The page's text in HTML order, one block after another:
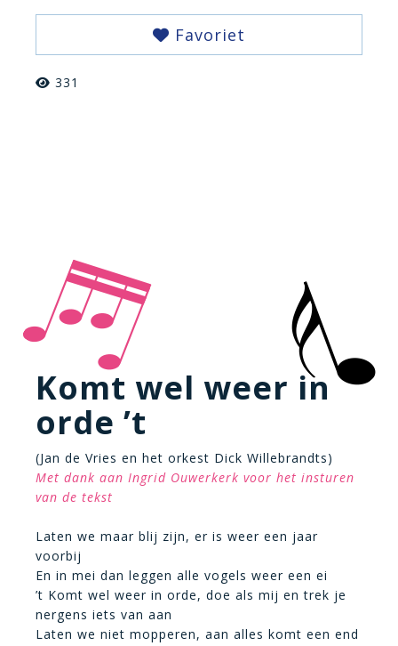
Favoriet
331
Komt wel weer in
orde ’t
(Jan de Vries en het orkest Dick Willebrandts)
Met dank aan Ingrid Ouwerkerk voor het insturen
van de tekst
Laten we maar blij zijn, er is weer een jaar
voorbij
En in mei dan leggen alle vogels weer een ei
’t Komt wel weer in orde, doe als mij en trek je
nergens iets van aan
Laten we niet mopperen, aan alles komt een end